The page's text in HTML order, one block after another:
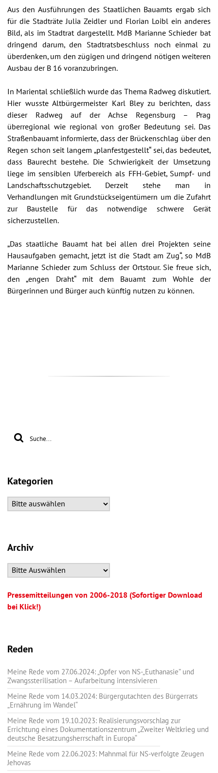
Aus den Ausführungen des Staatlichen Bauamts ergab sich
für die Stadträte Julia Zeidler und Florian Loibl ein anderes
Bild, als im Stadtrat dargestellt. MdB Marianne Schieder bat
dringend darum, den Stadtratsbeschluss noch einmal zu
überdenken, um den zügigen und dringend nötigen weiteren
Ausbau der B 16 voranzubringen.
In Mariental schließlich wurde das Thema Radweg diskutiert.
Hier wusste Altbürgermeister Karl Bley zu berichten, dass
dieser Radweg auf der Achse Regensburg – Prag
überregional wie regional von großer Bedeutung sei. Das
Straßenbauamt informierte, dass der Brückenschlag über den
Regen schon seit langem „planfestgestellt“ sei, das bedeutet,
dass Baurecht bestehe. Die Schwierigkeit der Umsetzung
liege im sensiblen Uferbereich als FFH-Gebiet, Sumpf- und
Landschaftsschutzgebiet. Derzeit stehe man in
Verhandlungen mit Grundstückseigentümern um die Zufahrt
zur Baustelle für das notwendige schwere Gerät
sicherzustellen.
„Das staatliche Bauamt hat bei allen drei Projekten seine
Hausaufgaben gemacht, jetzt ist die Stadt am Zug“, so MdB
Marianne Schieder zum Schluss der Ortstour. Sie freue sich,
den „engen Draht“ mit dem Bauamt zum Wohle der
Bürgerinnen und Bürger auch künftig nutzen zu können.
Kategorien
Archiv
Pressemitteilungen von 2006-2018 (Sofortiger Download
bei Klick!)
Reden
Meine Rede vom 27.06.2024: „Opfer von NS-„Euthanasie” und
Zwangssterilisation – Aufarbeitung intensivieren
Meine Rede vom 14.03.2024: Bürgergutachten des Bürgerrats
„Ernährung im Wandel“
Meine Rede vom 19.10.2023: Realisierungsvorschlag zur
Errichtung eines Dokumentationszentrum „Zweiter Weltkrieg und
deutsche Besatzungsherrschaft in Europa“
Meine Rede vom 22.06.2023: Mahnmal für NS-verfolgte Zeugen
Jehovas